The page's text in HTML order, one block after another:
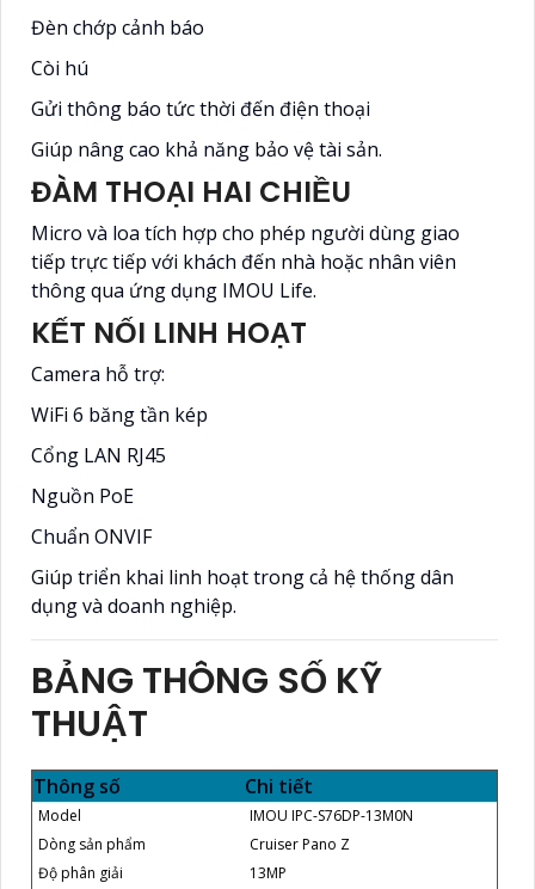
Đèn chớp cảnh báo
Còi hú
Gửi thông báo tức thời đến điện thoại
Giúp nâng cao khả năng bảo vệ tài sản.
ĐÀM THOẠI HAI CHIỀU
Micro và loa tích hợp cho phép người dùng giao
tiếp trực tiếp với khách đến nhà hoặc nhân viên
thông qua ứng dụng IMOU Life.
KẾT NỐI LINH HOẠT
Camera hỗ trợ:
WiFi 6 băng tần kép
Cổng LAN RJ45
Nguồn PoE
Chuẩn ONVIF
Giúp triển khai linh hoạt trong cả hệ thống dân
dụng và doanh nghiệp.
BẢNG THÔNG SỐ KỸ
THUẬT
Thông số Chi tiết
Model
IMOU IPC-S76DP-13M0N
Dòng sản phẩm
Cruiser Pano Z
Độ phân giải
13MP